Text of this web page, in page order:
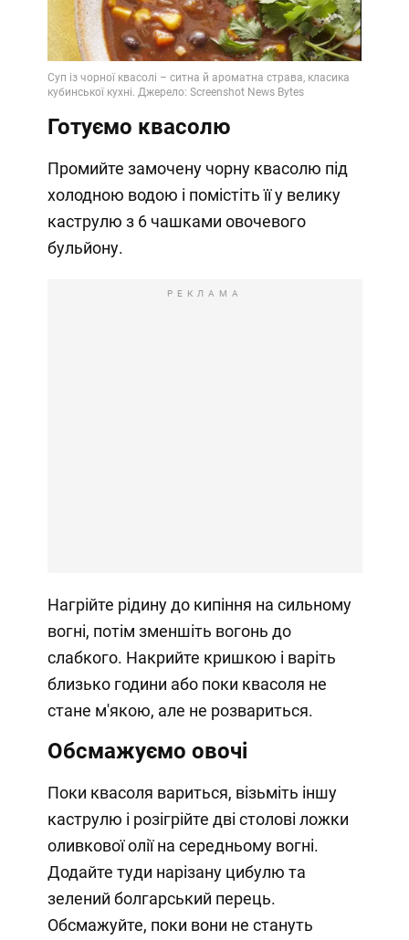
Готуємо квасолю
Промийте замочену чорну квасолю під
холодною водою і помістіть її у велику
каструлю з 6 чашками овочевого
бульйону.
РЕКЛАМА
Нагрійте рідину до кипіння на сильному
вогні, потім зменшіть вогонь до
слабкого. Накрийте кришкою і варіть
близько години або поки квасоля не
стане м'якою, але не розвариться.
Обсмажуємо овочі
Поки квасоля вариться, візьміть іншу
каструлю і розігрійте дві столові ложки
оливкової олії на середньому вогні.
Додайте туди нарізану цибулю та
зелений болгарський перець.
Обсмажуйте, поки вони не стануть